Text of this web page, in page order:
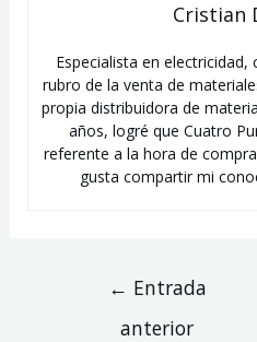
Cristian
Especialista en
rubro de la venta de
propia distribuidora de
años, logré que Cuatro
referente a la hora de
gusta compartir mi
Navegación
← Entrada
anterior